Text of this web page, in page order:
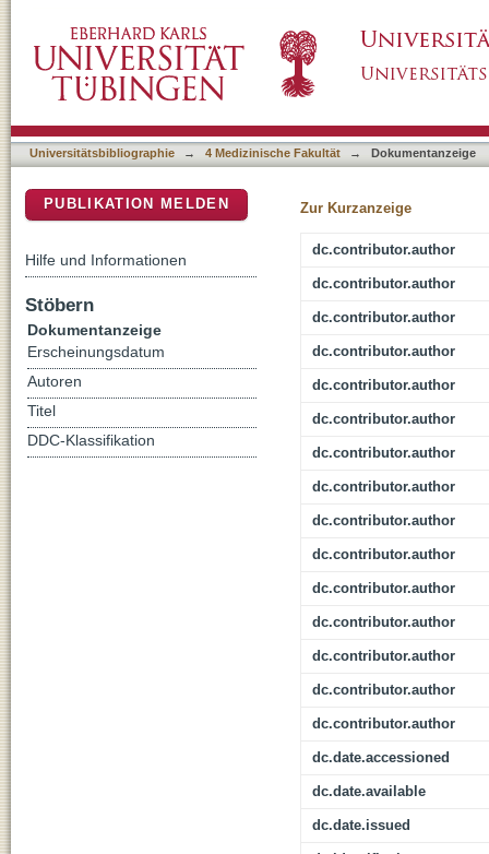
Dexamethasone In Pediatric Patients With
Universitätsbibliographie → 4 Medizinische Fakultät → Dokumentanzeige
Zur Kurzanzeige
dc.contributor.author
dc.contributor.author
dc.contributor.author
dc.contributor.author
dc.contributor.author
dc.contributor.author
dc.contributor.author
dc.contributor.author
dc.contributor.author
dc.contributor.author
dc.contributor.author
dc.contributor.author
dc.contributor.author
dc.contributor.author
dc.contributor.author
dc.date.accessioned
dc.date.available
dc.date.issued
PUBLIKATION MELDEN
Hilfe und Informationen
Stöbern
Dokumentanzeige
Erscheinungsdatum
Autoren
Titel
DDC-Klassifikation